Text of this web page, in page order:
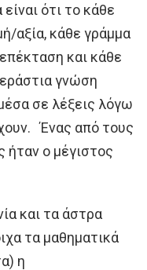
ότι το κάθε
αξία, κάθε γράμμα
και κάθε
γνώση
σε λέξεις λόγω
Ένας από τους
ο μέγιστος
και τα άστρα
τα μαθηματικά
η